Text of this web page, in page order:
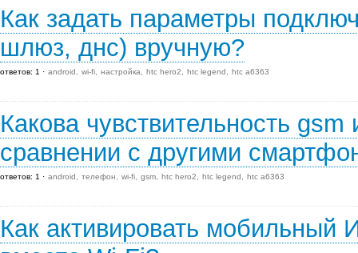
Как задать параметры
шлюз, днс) вручную?
ответов: 1 android wi-fi настройка htc hero2 htc legend htc a6363
Какова чувствительность
сравнении с другими
ответов: 1 android телефон wi-fi gsm htc hero2 htc legend htc a6363
Как активировать мобильный